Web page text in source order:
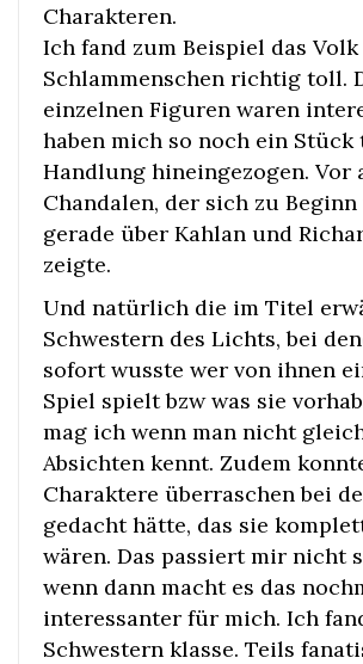
Charakteren.
Ich fand zum Beispiel das
Schlammenschen richtig toll.
einzelnen Figuren waren
haben mich so noch ein
Handlung hineingezogen. Vor
Chandalen, der sich zu
gerade über Kahlan und
zeigte.
Und natürlich die im Titel
Schwestern des Lichts, bei
sofort wusste wer von ihnen
Spiel spielt bzw was sie
mag ich wenn man nicht
Absichten kennt. Zudem
Charaktere überraschen bei
gedacht hätte, das sie
wären. Das passiert mir nicht
wenn dann macht es das
interessanter für mich. Ich
Schwestern klasse. Teils